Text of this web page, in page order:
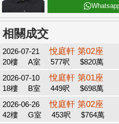
相關成交
2026-07-21 悅庭軒 第02座
20樓 A室 577呎
$820萬
2026-07-10
悅庭軒 第01座
18樓 B室 449呎
$698萬
2026-06-26
悅庭軒 第02座
42樓 G室 453呎
$764萬